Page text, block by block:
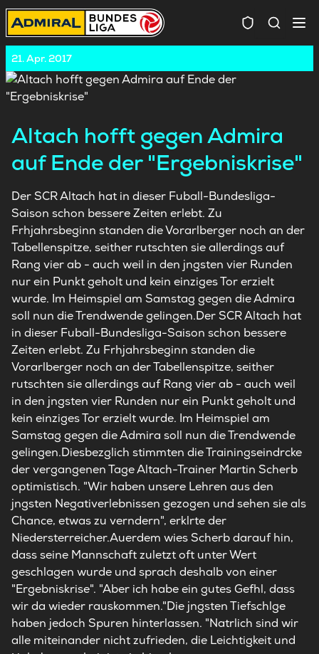
21. Apr. 2017
Altach hofft gegen Admira
auf Ende der "Ergebniskrise"
Der SCR Altach hat in dieser Fuball-Bundesliga-
Saison schon bessere Zeiten erlebt. Zu
Frhjahrsbeginn standen die Vorarlberger noch an der
Tabellenspitze, seither rutschten sie allerdings auf
Rang vier ab - auch weil in den jngsten vier Runden
nur ein Punkt geholt und kein einziges Tor erzielt
wurde. Im Heimspiel am Samstag gegen die Admira
soll nun die Trendwende gelingen.Der SCR Altach hat
in dieser Fuball-Bundesliga-Saison schon bessere
Zeiten erlebt. Zu Frhjahrsbeginn standen die
Vorarlberger noch an der Tabellenspitze, seither
rutschten sie allerdings auf Rang vier ab - auch weil
in den jngsten vier Runden nur ein Punkt geholt und
kein einziges Tor erzielt wurde. Im Heimspiel am
Samstag gegen die Admira soll nun die Trendwende
gelingen.Diesbezglich stimmten die Trainingseindrcke
der vergangenen Tage Altach-Trainer Martin Scherb
optimistisch. "Wir haben unsere Lehren aus den
jngsten Negativerlebnissen gezogen und sehen sie als
Chance, etwas zu verndern", erklrte der
Niedersterreicher.Auerdem wies Scherb darauf hin,
dass seine Mannschaft zuletzt oft unter Wert
geschlagen wurde und sprach deshalb von einer
"Ergebniskrise". "Aber ich habe ein gutes Gefhl, dass
wir da wieder rauskommen."Die jngsten Tiefschlge
haben jedoch Spuren hinterlassen. "Natrlich sind wir
alle miteinander nicht zufrieden, die Leichtigkeit und